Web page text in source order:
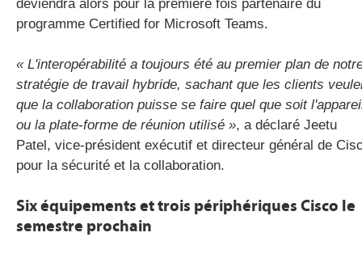
deviendra alors pour la première fois partenaire du
programme Certified for Microsoft Teams.
« L'interopérabilité a toujours été au premier plan de
stratégie de travail hybride, sachant que les clients
que la collaboration puisse se faire quel que soit
ou la plate-forme de réunion utilisé », a déclaré Jeetu
Patel, vice-président exécutif et directeur général de
pour la sécurité et la collaboration.
Six équipements et trois périphériques Cisco le
semestre prochain